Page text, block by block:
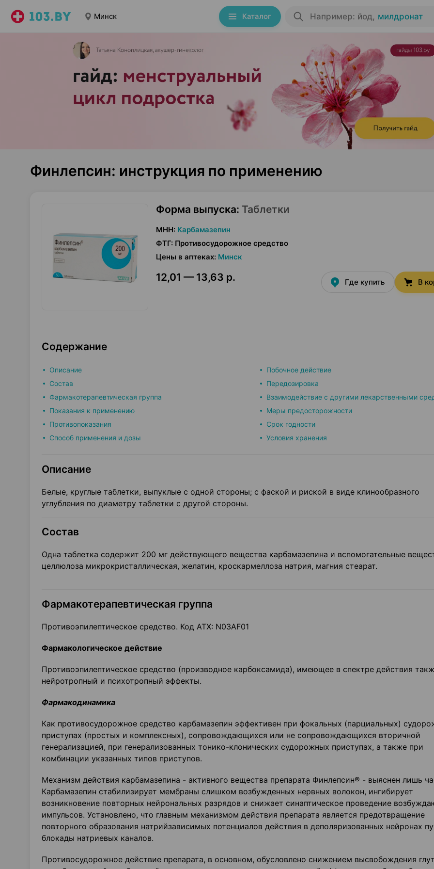
Минск Каталог Например: йод, милдронат
Финлепсин: инструкция по применению
Форма выпуска: Таблетки
МНН: Карбамазепин
ФТГ: Противосудорожное средство
Цены в аптеках: Минск
12,01 — 13,63 р. Где купить В
Содержание
Описание
Состав
Фармакотерапевтическая группа
Показания к применению
Противопоказания
Способ применения и дозы
Побочное действие
Передозировка
Взаимодействие с другими лекарственными
Меры предосторожности
Срок годности
Условия хранения
Описание
Белые, круглые таблетки, выпуклые с одной стороны; с фаской и риской в виде клинообразного
углубления по диаметру таблетки с другой стороны.
Состав
Одна таблетка содержит 200 мг действующего вещества карбамазепина и вспомогательные
целлюлоза микрокристаллическая, желатин, кроскармеллоза натрия, магния стеарат.
Фармакотерапевтическая группа
Противоэпилептическое средство. Код ATX: N03AF01
Фармакологическое действие
Противоэпилептическое средство (производное карбоксамида), имеющее в спектре действия
нейротропный и психотропный эффекты.
Фармакодинамика
Как противосудорожное средство карбамазепин эффективен при фокальных (парциальных)
приступах (простых и комплексных), сопровождающихся или не сопровождающихся вторичной
генерализацией, при генерализованных тонико-клонических судорожных приступах, а также при
комбинации указанных типов приступов.
Механизм действия карбамазепина - активного вещества препарата Финлепсин® - выяснен лишь
Карбамазепин стабилизирует мембраны слишком возбужденных нервных волокон, ингибирует
возникновение повторных нейрональных разрядов и снижает синаптическое проведение
импульсов. Установлено, что главным механизмом действия препарата является предотвращение
повторного образования натрийзависимых потенциалов действия в деполяризованных нейронах
блокады натриевых каналов.
Противосудорожное действие препарата, в основном, обусловлено снижением высвобождения